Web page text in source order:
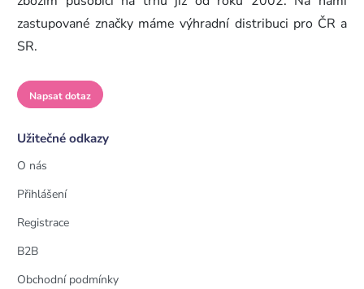
zastupované značky máme výhradní distribuci pro ČR a
SR.
Napsat dotaz
Užitečné odkazy
O nás
Přihlášení
Registrace
B2B
Obchodní podmínky